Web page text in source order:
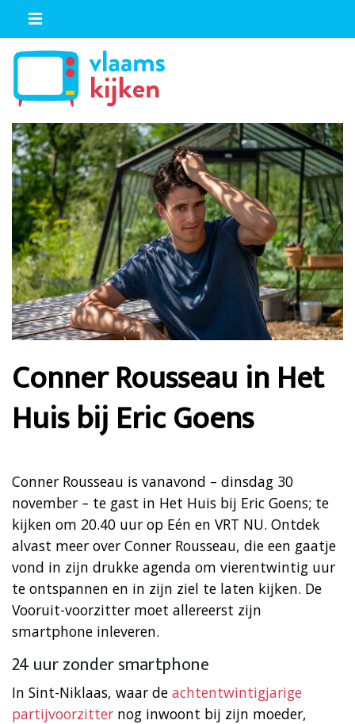
Conner Rousseau in Het
Huis bij Eric Goens
Conner Rousseau is vanavond – dinsdag 30
november – te gast in Het Huis bij Eric Goens; te
kijken om 20.40 uur op Eén en VRT NU. Ontdek
alvast meer over Conner Rousseau, die een gaatje
vond in zijn drukke agenda om vierentwintig uur
te ontspannen en in zijn ziel te laten kijken. De
Vooruit-voorzitter moet allereerst zijn
smartphone inleveren.
24 uur zonder smartphone
In Sint-Niklaas, waar de achtentwintigjarige
partijvoorzitter nog inwoont bij zijn moeder,